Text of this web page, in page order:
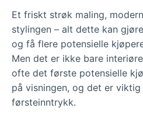
Et friskt strøk maling,
stylingen – alt dette kan
og få flere potensielle
Men det er ikke bare
ofte det første potensielle
på visningen, og det er
førsteinntrykk.